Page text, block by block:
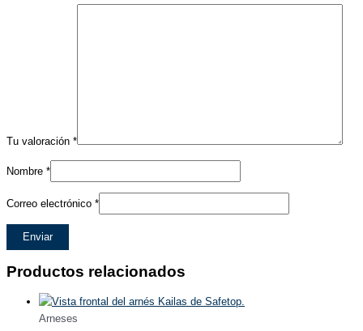
Tu valoración *
Nombre *
Correo electrónico *
Productos relacionados
Arneses